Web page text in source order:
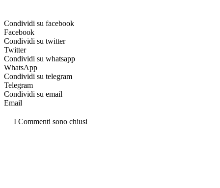
Condividi su facebook
Facebook
Condividi su twitter
Twitter
Condividi su whatsapp
WhatsApp
Condividi su telegram
Telegram
Condividi su email
Email
I Commenti sono chiusi